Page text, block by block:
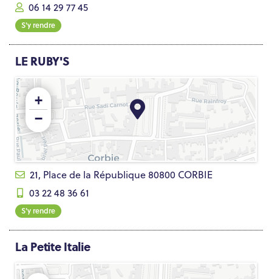
06 14 29 77 45
S'y rendre
LE RUBY'S
21, Place de la République 80800 CORBIE
03 22 48 36 61
S'y rendre
+
−
La Petite Italie